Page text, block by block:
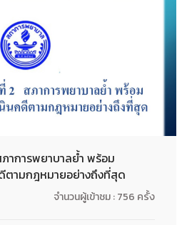
าการพยาบาลย้ำ พร้อม
ตามกฎหมายอย่างถึงที่สุด
จำนวนผู้เข้าชม : 756 ครั้ง